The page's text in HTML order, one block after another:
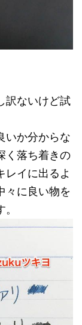
訳ないけど試
いか分からな
く落ち着きの
レイに出るよ
々に良い物を